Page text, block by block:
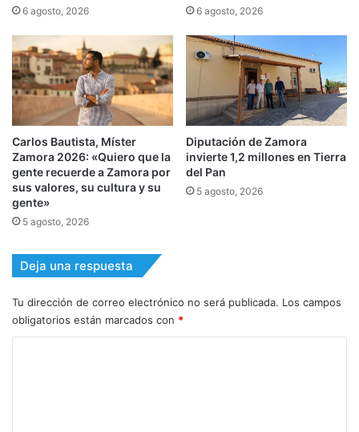
6 agosto, 2026 6 agosto, 2026
Carlos Bautista, Míster
Zamora 2026: «Quiero que la
gente recuerde a Zamora por
sus valores, su cultura y su
gente»
5 agosto, 2026
Diputación de Zamora
invierte 1,2 millones en Tierra
del Pan
5 agosto, 2026
Deja una respuesta
Tu dirección de correo electrónico no será publicada. Los campos
obligatorios están marcados con *